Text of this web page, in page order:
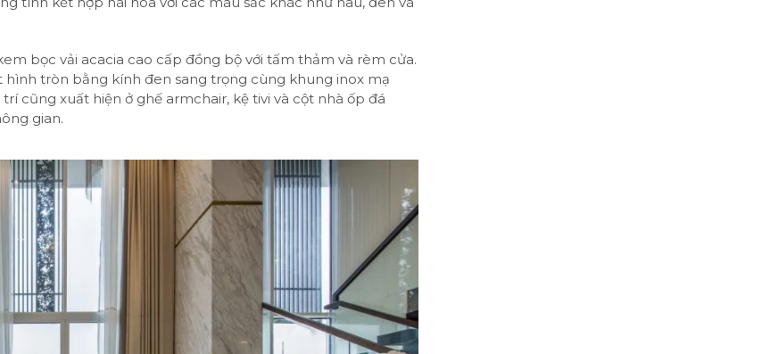
bọc vải acacia cao cấp đồng bộ với tấm thảm và rèm cửa.
hình tròn bằng kính đen sang trọng cùng khung inox mạ
cũng xuất hiện ở ghế armchair, kệ tivi và cột nhà ốp đá
gian.